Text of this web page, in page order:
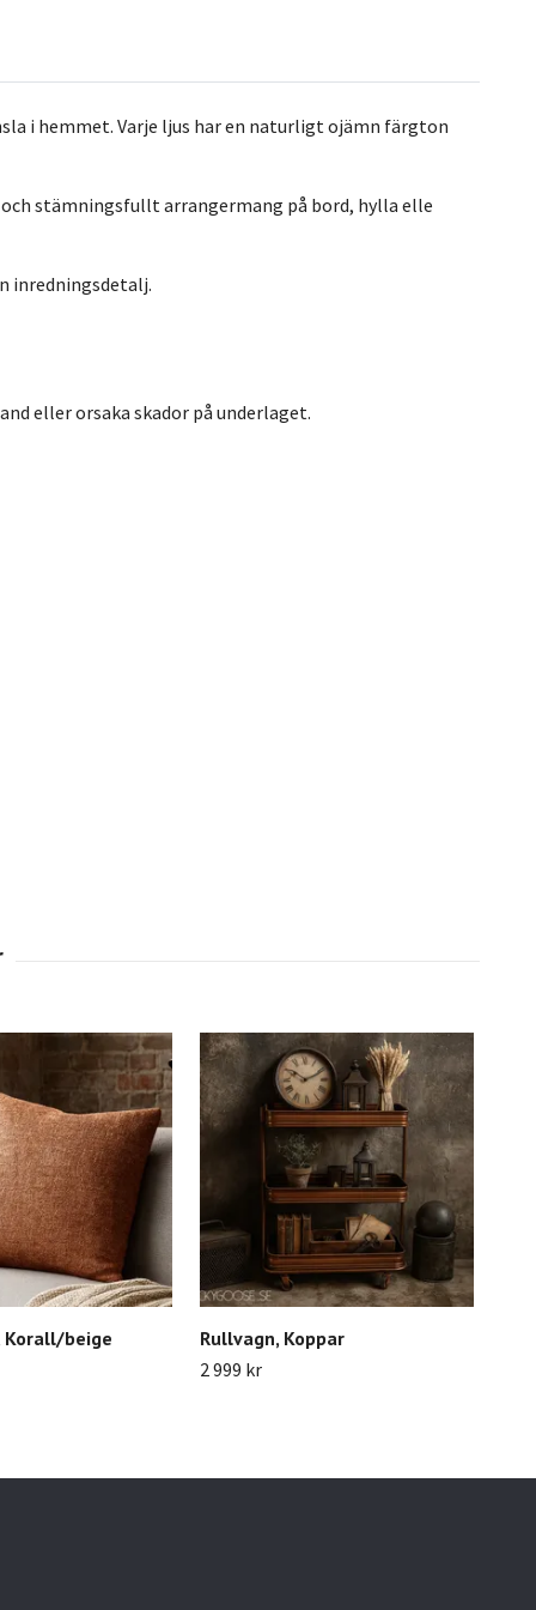
i hemmet. Varje ljus har en naturligt ojämn färgton
stämningsfullt arrangermang på bord, hylla elle
inredningsdetalj.
eller orsaka skador på underlaget.
beige
Rullvagn, Koppar
2 999 kr